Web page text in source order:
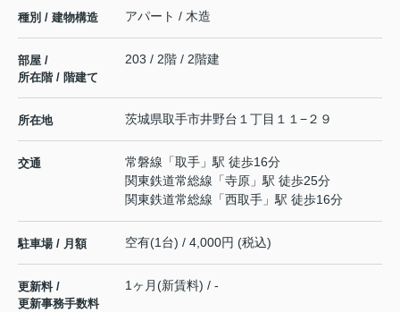
種別 / 建物構造 アパート / 木造
部屋 /
所在階 / 階建て
203 / 2階 / 2階建
所在地 茨城県取手市井野台 １丁目１１−２９
交通 常磐線 「取手 」駅 徒歩16分
関東鉄道常総線 「寺原 」駅 徒歩25分
関東鉄道常総線 「西取手 」駅 徒歩16分
駐車場 / 月額 空有(1台) / 4,000円 (税込)
更新料 /
更新事務手数料
1ヶ月(新賃料) / -